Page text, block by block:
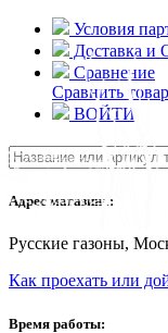
Skip
content
Условия
Доставка и
Сравнение
Сравнить
ВОЙТИ
Адрес магазина:
Русские газоны,
Как проехать или
Время работы: